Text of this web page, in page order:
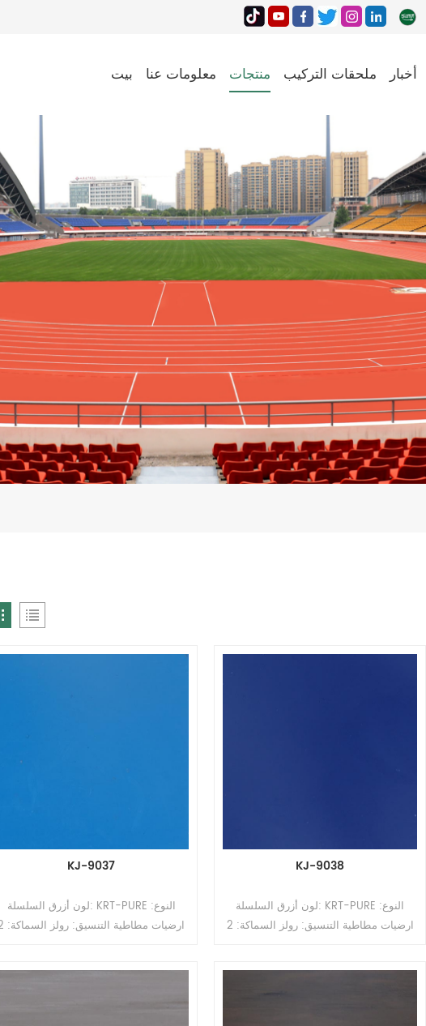
بيت معلومات عنا منتجات ملحقات التركيب أخبار
KJ-9037
لون أزرق السلسلة: KRT-PURE النوع:
ارضيات مطاطية
KJ-9038
لون أزرق السلسلة: KRT-PURE النوع:
ارضيات مطاطية التنسيق: رولز السماكة: 2